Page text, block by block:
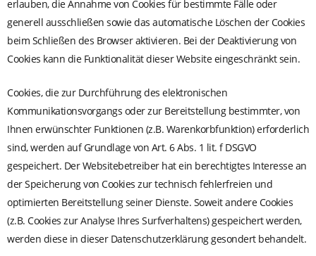
erlauben, die Annahme von Cookies für bestimmte Fälle oder
generell ausschließen sowie das automatische Löschen der Cookies
beim Schließen des Browser aktivieren. Bei der Deaktivierung von
Cookies kann die Funktionalität dieser Website eingeschränkt sein.
Cookies, die zur Durchführung des elektronischen
Kommunikationsvorgangs oder zur Bereitstellung bestimmter, von
Ihnen erwünschter Funktionen (z.B. Warenkorbfunktion) erforderlich
sind, werden auf Grundlage von Art. 6 Abs. 1 lit. f DSGVO
gespeichert. Der Websitebetreiber hat ein berechtigtes Interesse an
der Speicherung von Cookies zur technisch fehlerfreien und
optimierten Bereitstellung seiner Dienste. Soweit andere Cookies
(z.B. Cookies zur Analyse Ihres Surfverhaltens) gespeichert werden,
werden diese in dieser Datenschutzerklärung gesondert behandelt.